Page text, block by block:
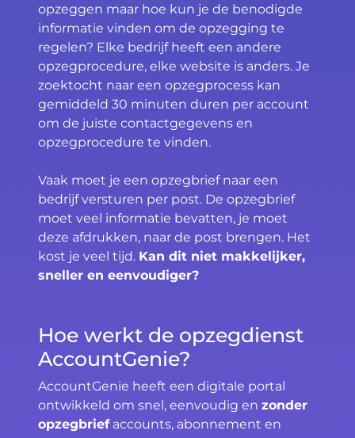
opzeggen maar hoe kun je de benodigde
informatie vinden om de opzegging te
regelen? Elke bedrijf heeft een andere
opzegprocedure, elke website is anders. Je
zoektocht naar een opzegprocess kan
gemiddeld 30 minuten duren per account
om de juiste contactgegevens en
opzegprocedure te vinden.
Vaak moet je een opzegbrief naar een
bedrijf versturen per post. De opzegbrief
moet veel informatie bevatten, je moet
deze afdrukken, naar de post brengen. Het
kost je veel tijd. Kan dit niet makkelijker,
sneller en eenvoudiger?
Hoe werkt de opzegdienst
AccountGenie?
AccountGenie heeft een digitale portal
ontwikkeld om snel, eenvoudig en zonder
opzegbriefaccounts, abonnement en